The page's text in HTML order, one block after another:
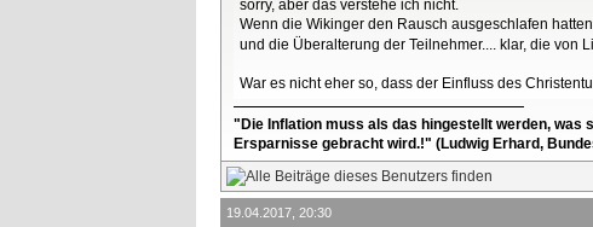
sorry, aber das verstehe ich nicht.
Wenn die Wikinger den Rausch ausgeschlafen
und die Überalterung der Teilnehmer.... klar, die von
War es nicht eher so, dass der Einfluss des
"Die Inflation muss als das hingestellt werden, was
Ersparnisse gebracht wird.!" (Ludwig Erhard,
19.04.2017, 20:30